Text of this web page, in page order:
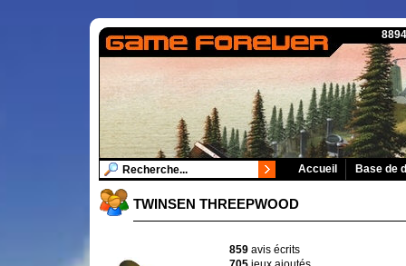
Accueil Base de
TWINSEN THREEPWOOD
859 avis écrits